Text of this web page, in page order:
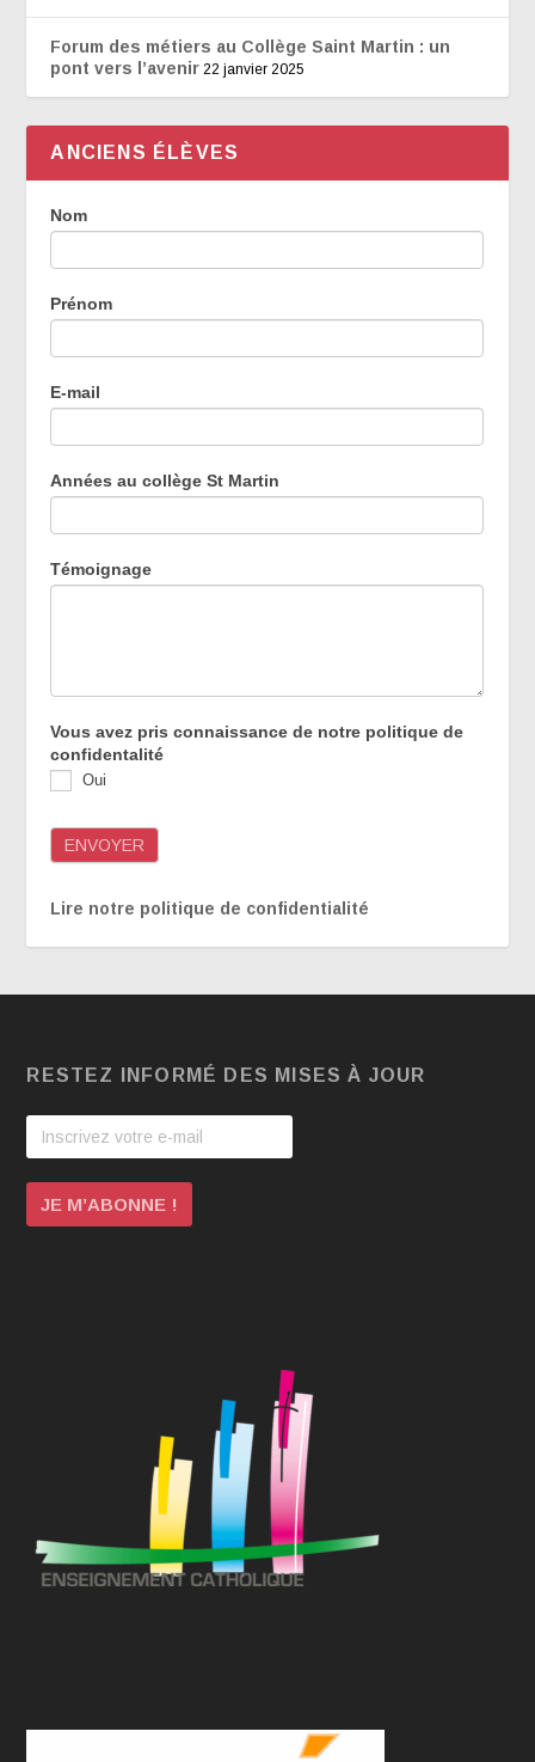
Forum des métiers au Collège Saint Martin : un
pont vers l’avenir 22 janvier 2025
ANCIENS ÉLÈVES
Témoignages
des
Nom
Prénom
E-mail
Années au collège St Martin
Témoignage
Vous avez pris connaissance de notre politique de
confidentalité
Oui
ENVOYER
Lire notre politique de confidentialité
RESTEZ INFORMÉ DES MISES À JOUR